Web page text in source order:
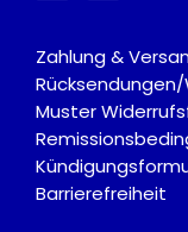
Zahlung &
Muster
Barrierefreiheit